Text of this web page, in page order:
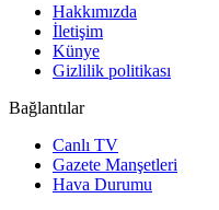
Hakkımızda
İletişim
Künye
Gizlilik politikası
Bağlantılar
Canlı TV
Gazete Manşetleri
Hava Durumu